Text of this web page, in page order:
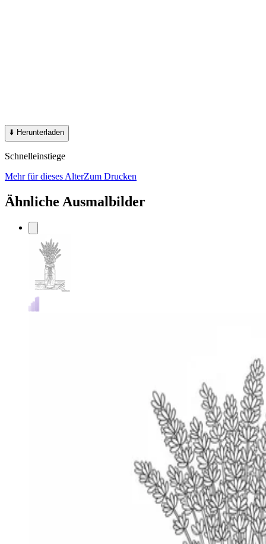
⬇️ Herunterladen
Schnelleinstiege
Mehr für dieses AlterZum Drucken
Ähnliche Ausmalbilder